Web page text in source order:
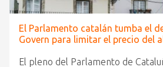
El Parlamento catalán tumba el
Govern para limitar el precio del
El pleno del Parlamento de